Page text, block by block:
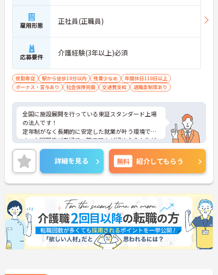
雇用形態 正社員(正職員)
応募要件 介護経験(3年以上)必須
夜勤専従 駅から徒歩10分以内 残業少なめ
年間休日110日以上
ボーナス・賞与あり
社会保険完備 交通費支給 退職金制度あり
全国に施設展開を行っている東証スタンダード上場
の法人です！
定年制がなく長期的に安定した就業が叶う環境で
す。人間関係が良好で、職員同士が認め合う文化が
根付いています。
ご興味のある方には、面接対策ポイントなど、さら
に詳細をご案内しますのでお気軽にご相談くださ
い！
詳細を見る 無料 紹介してもらう